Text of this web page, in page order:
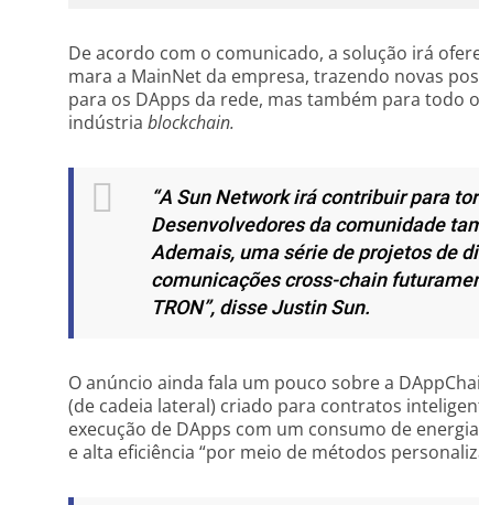
De acordo com o comunicado, a solução irá
mara a MainNet da empresa, trazendo novas
para os DApps da rede, mas também para todo
indústria blockchain.
“A Sun Network irá contribuir para
Desenvolvedores da comunidade
Ademais, uma série de projetos de
comunicações cross-chain
TRON”, disse Justin Sun.
O anúncio ainda fala um pouco sobre a
(de cadeia lateral) criado para contratos
execução de DApps com um consumo de
e alta eficiência “por meio de métodos